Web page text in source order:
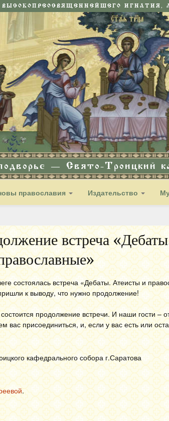
ИГНАТИЯ,
— Свято-Троицкий
православия Издательство
встреча
состоялась встреча «Дебаты. Атеисты и
к выводу, что нужно продолжение!
продолжение встречи. И наши гости –
вас присоединиться, и, если у вас есть или
кафедрального собора г.Саратова
.